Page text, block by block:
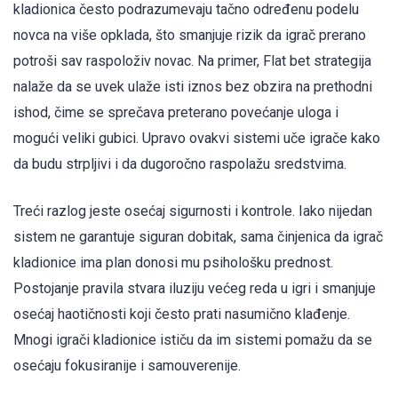
kladionica često podrazumevaju tačno određenu podelu
novca na više opklada, što smanjuje rizik da igrač prerano
potroši sav raspoloživ novac. Na primer, Flat bet strategija
nalaže da se uvek ulaže isti iznos bez obzira na prethodni
ishod, čime se sprečava preterano povećanje uloga i
mogući veliki gubici. Upravo ovakvi sistemi uče igrače kako
da budu strpljivi i da dugoročno raspolažu sredstvima.
Treći razlog jeste osećaj sigurnosti i kontrole. Iako nijedan
sistem ne garantuje siguran dobitak, sama činjenica da igrač
kladionice ima plan donosi mu psihološku prednost.
Postojanje pravila stvara iluziju većeg reda u igri i smanjuje
osećaj haotičnosti koji često prati nasumično klađenje.
Mnogi igrači kladionice ističu da im sistemi pomažu da se
osećaju fokusiranije i samouverenije.